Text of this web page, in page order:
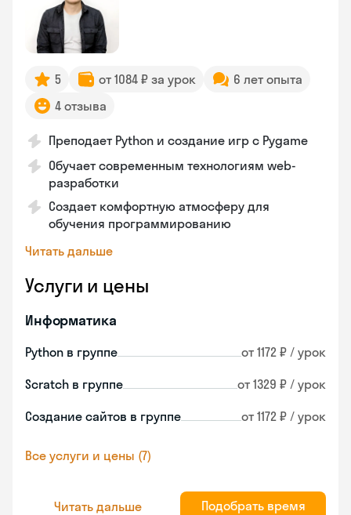
5 от 1084 ₽ за урок
6 лет опыта
4 отзыва
Преподает Python и создание игр с Pygame
Обучает современным технологиям web-
разработки
Создает комфортную атмосферу для
обучения программированию
Читать дальше
Услуги и цены
Информатика
Python в группе от 1172 ₽ / урок
Scratch в группе от 1329 ₽ / урок
Создание сайтов в группе от 1172 ₽ / урок
Все услуги и цены (7)
Читать дальше Подобрать время